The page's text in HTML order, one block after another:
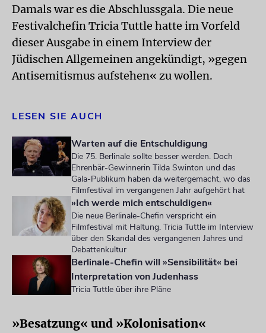
Damals war es die Abschlussgala. Die neue
Festivalchefin Tricia Tuttle hatte im Vorfeld
dieser Ausgabe in einem Interview der
Jüdischen Allgemeinen angekündigt, »gegen
Antisemitismus aufstehen« zu wollen.
LESEN SIE AUCH
Warten auf die Entschuldigung
Die 75. Berlinale sollte besser werden. Doch
Ehrenbär-Gewinnerin Tilda Swinton und das
Gala-Publikum haben da weitergemacht, wo das
Filmfestival im vergangenen Jahr aufgehört hat
»Ich werde mich entschuldigen«
Die neue Berlinale-Chefin verspricht ein
Filmfestival mit Haltung. Tricia Tuttle im Interview
über den Skandal des vergangenen Jahres und
Debattenkultur
Berlinale-Chefin will »Sensibilität« bei
Interpretation von Judenhass
Tricia Tuttle über ihre Pläne
»Besatzung« und »Kolonisation«